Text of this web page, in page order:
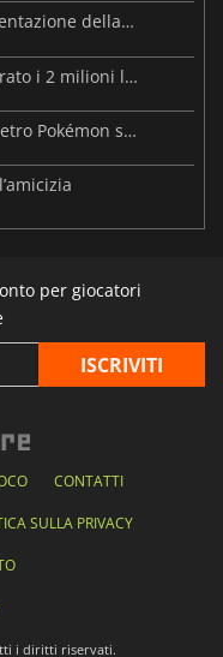
MARVEL Tōkon debutta con la presentazione della roadmap per il primo anno
Resident Evil: Veronica ha già superato i 2 milioni liste dei desideri
Beast of Reincarnation: lo studio dietro Pokémon su una nuova strada
per giocatori
CONTATTI
SULLA PRIVACY
i diritti riservati.